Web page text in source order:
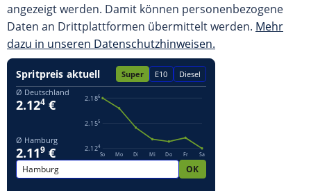
angezeigt werden. Damit können personenbezogene
Daten an Drittplattformen übermittelt werden. Mehr
dazu in unseren Datenschutzhinweisen.